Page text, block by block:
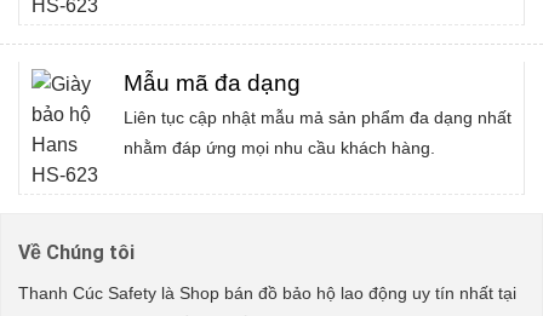
Mẫu mã đa dạng
Liên tục cập nhật mẫu mả sản phẩm đa dạng nhất
nhằm đáp ứng mọi nhu cầu khách hàng.
Về Chúng tôi
Thanh Cúc Safety là Shop bán đồ bảo hộ lao động uy tín nhất tại